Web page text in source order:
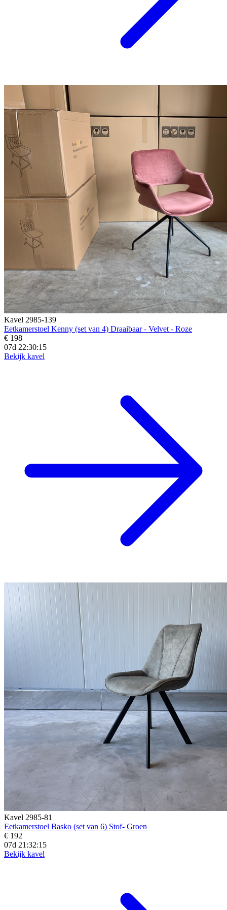
Kavel 2985-139
Eetkamerstoel Kenny (set van 4) Draaibaar - Velvet - Roze
€ 198
07d 22:30:14
Bekijk kavel
Kavel 2985-81
Eetkamerstoel Basko (set van 6) Stof- Groen
€ 192
07d 21:32:14
Bekijk kavel